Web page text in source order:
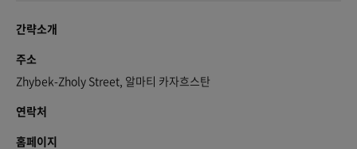
간략소개
주소
Zhybek-Zholy Street, 알마티 카자흐스탄
연락처
홈페이지